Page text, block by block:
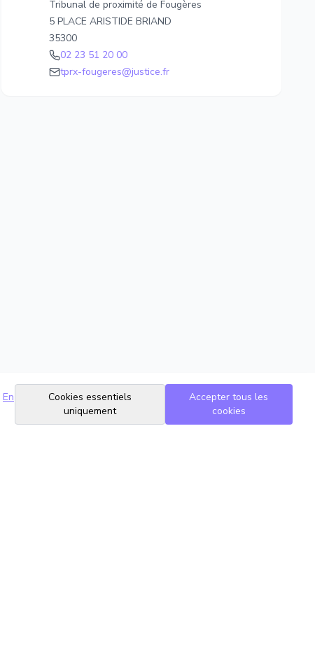
Tribunal de proximité de Fougères
5 PLACE ARISTIDE BRIAND
35300
02 23 51 20 00
tprx-fougeres@justice.fr
En
Cookies essentiels
uniquement
Accepter tous les
cookies